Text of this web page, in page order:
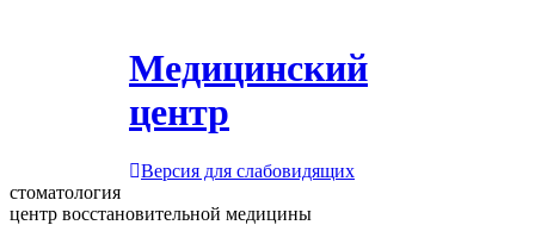
Медицинский
центр
Версия для слабовидящих
стоматология
центр восстановительной медицины